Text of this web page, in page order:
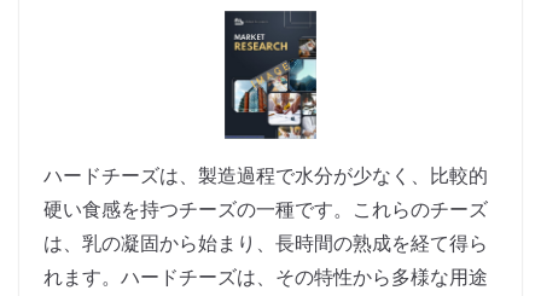
ハードチーズは、製造過程で水分が少なく、比較的
硬い食感を持つチーズの一種です。これらのチーズ
は、乳の凝固から始まり、長時間の熟成を経て得ら
れます。ハードチーズは、その特性から多様な用途